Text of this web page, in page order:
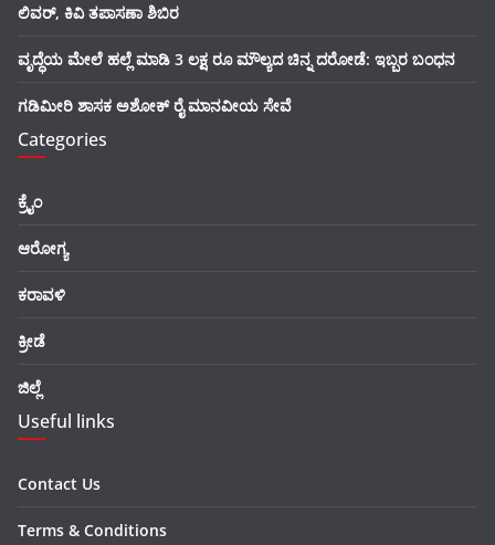
ಲಿವರ್, ಕಿವಿ ತಪಾಸಣಾ ಶಿಬಿರ
ವೃದ್ಧೆಯ ಮೇಲೆ ಹಲ್ಲೆ ಮಾಡಿ 3 ಲಕ್ಷ ರೂ ಮೌಲ್ಯದ ಚಿನ್ನ ದರೋಡೆ: ಇಬ್ಬರ ಬಂಧನ
ಗಡಿಮೀರಿ ಶಾಸಕ ಅಶೋಕ್ ರೈ ಮಾನವೀಯ ಸೇವೆ
Categories
ಕ್ರೈಂ
ಆರೋಗ್ಯ
ಕರಾವಳಿ
ಕ್ರೀಡೆ
ಜಿಲ್ಲೆ
Useful links
Contact Us
Terms & Conditions